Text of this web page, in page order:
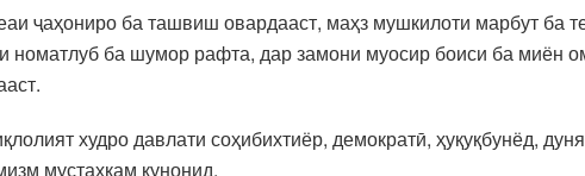
ҷаҳониро ба ташвиш овардааст, маҳз мушкилоти марбут ба
номатлуб ба шумор рафта, дар замони муосир боиси ба миён
худро давлати соҳибихтиёр, демократӣ, ҳуқуқбунёд,
мустаҳкам кунонид.